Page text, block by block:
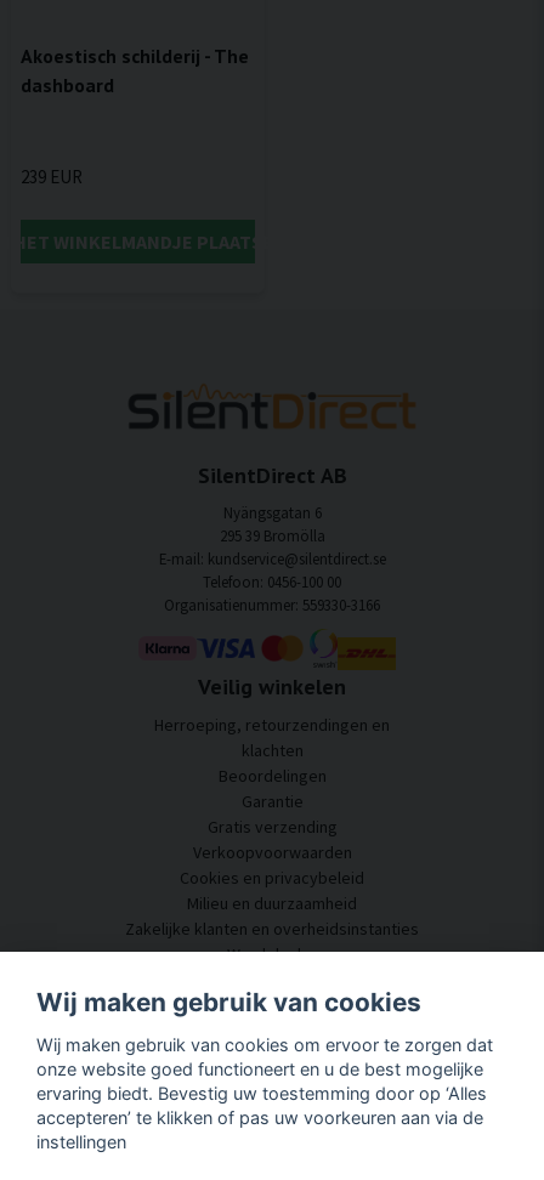
Akoestisch schilderij - The
dashboard
239 EUR
HET WINKELMANDJE PLAATSEN
SilentDirect AB
Nyängsgatan 6
295 39 Bromölla
E-mail: kundservice@silentdirect.se
Telefoon: 0456-100 00
Organisatienummer: 559330-3166
Veilig winkelen
Herroeping, retourzendingen en
klachten
Beoordelingen
Garantie
Gratis verzending
Verkoopvoorwaarden
Cookies en privacybeleid
Milieu en duurzaamheid
Zakelijke klanten en overheidsinstanties
Word dealer
Klantenservice
Neem contact met ons op
Akoestisch advies
Montage en installatie
Vragen en antwoorden
Wij maken gebruik van cookies
Wij maken gebruik van cookies om ervoor te zorgen dat
onze website goed functioneert en u de best mogelijke
ervaring biedt. Bevestig uw toestemming door op ‘Alles
accepteren’ te klikken of pas uw voorkeuren aan via de
instellingen